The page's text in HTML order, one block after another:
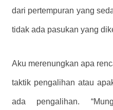
dari pertempuran yang
tidak ada pasukan yang
Aku merenungkan apa
taktik pengalihan atau
ada pengalihan.